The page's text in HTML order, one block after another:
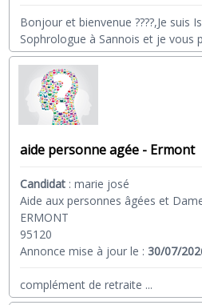
Bonjour et bienvenue ????,Je suis
Sophrologue à Sannois et je vous
aide personne agée - Ermont
Candidat :marie josé
Aide aux personnes âgées et
ERMONT
95120
Annonce mise à jour le :30/07/
complément de retraite ...